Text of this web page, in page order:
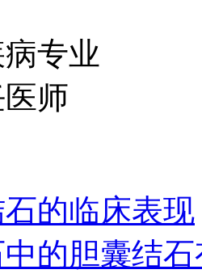
专业
师
的临床表现
的胆囊结